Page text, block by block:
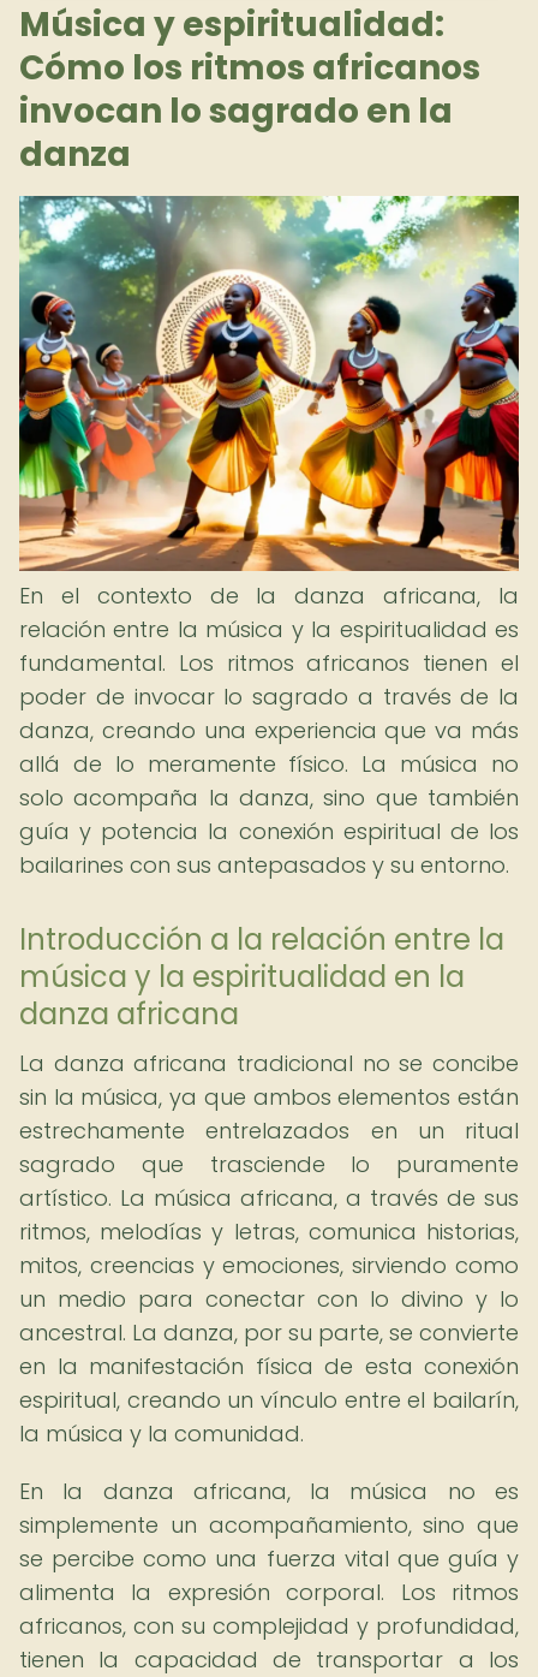
Música y espiritualidad:
Cómo los ritmos africanos
invocan lo sagrado en la
danza
En el contexto de la danza africana, la
relación entre la música y la espiritualidad es
fundamental. Los ritmos africanos tienen el
poder de invocar lo sagrado a través de la
danza, creando una experiencia que va más
allá de lo meramente físico. La música no
solo acompaña la danza, sino que también
guía y potencia la conexión espiritual de los
bailarines con sus antepasados y su entorno.
Introducción a la relación entre la
música y la espiritualidad en la
danza africana
La danza africana tradicional no se concibe
sin la música, ya que ambos elementos están
estrechamente entrelazados en un ritual
sagrado que trasciende lo puramente
artístico. La música africana, a través de sus
ritmos, melodías y letras, comunica historias,
mitos, creencias y emociones, sirviendo como
un medio para conectar con lo divino y lo
ancestral. La danza, por su parte, se convierte
en la manifestación física de esta conexión
espiritual, creando un vínculo entre el bailarín,
la música y la comunidad.
En la danza africana, la música no es
simplemente un acompañamiento, sino que
se percibe como una fuerza vital que guía y
alimenta la expresión corporal. Los ritmos
africanos, con su complejidad y profundidad,
tienen la capacidad de transportar a los